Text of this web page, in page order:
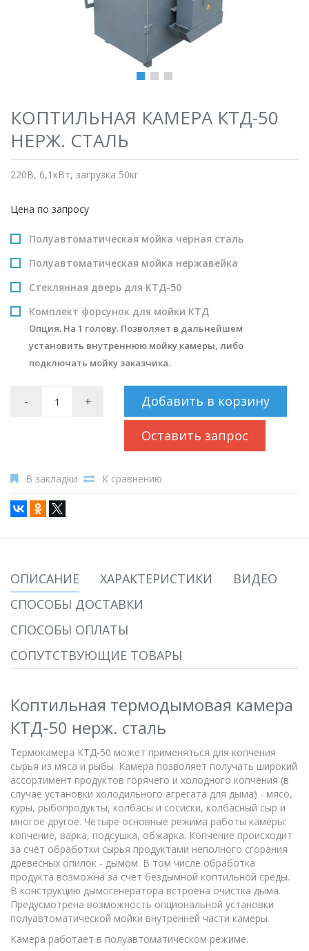
КОПТИЛЬНАЯ КАМЕРА КТД-50
НЕРЖ. СТАЛЬ
220В, 6,1кВт, загрузка 50кг
Цена по запросу
Полуавтоматическая мойка черная сталь
Полуавтоматическая мойка нержавейка
Стеклянная дверь для КТД-50
Комплект форсунок для мойки КТД
Опция. На 1 голову. Позволяет в дальнейшем
установить внутреннюю мойку камеры, либо
подключать мойку заказчика.
- + Добавить в корзину
Оставить запрос
В закладки К сравнению
ОПИСАНИЕ ХАРАКТЕРИСТИКИ
ВИДЕО
СПОСОБЫ ДОСТАВКИ
СПОСОБЫ ОПЛАТЫ
СОПУТСТВУЮЩИЕ ТОВАРЫ
Коптильная термодымовая камера
КТД-50 нерж. сталь
Термокамера КТД-50 может применяться для копчения
сырья из мяса и рыбы. Камера позволяет получать широкий
ассортимент продуктов горячего и холодного копчения (в
случае установки холодильного агрегата для дыма) - мясо,
куры, рыбопродукты, колбасы и сосиски, колбасный сыр и
многое другое. Четыре основные режима работы камеры:
копчение, варка, подсушка, обжарка. Копчение происходит
за счёт обработки сырья продуктами неполного сгорания
древесных опилок - дымом. В том числе обработка
продукта возможна за счёт бездымной коптильной среды.
В конструкцию дымогенератора встроена очистка дыма.
Предусмотрена возможность опциональной установки
полуавтоматической мойки внутренней части камеры.
Камера работает в полуавтоматическом режиме.